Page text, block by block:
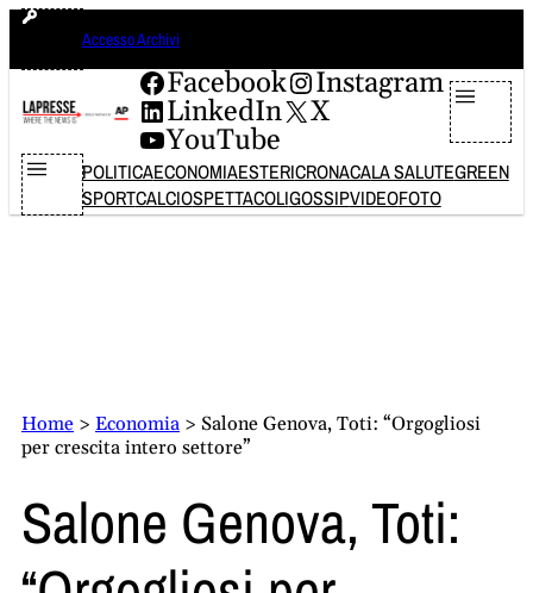
Vai
contenuto
Accesso Archivi
Facebook
Instagram
LinkedIn
X
YouTube
POLITICAECONOMIAESTERICRONACALA SALUTEGREEN
SPORTCALCIOSPETTACOLIGOSSIPVIDEOFOTO
Home > Economia > Salone Genova, Toti: “Orgogliosi
per crescita intero settore”
Salone Genova, Toti: